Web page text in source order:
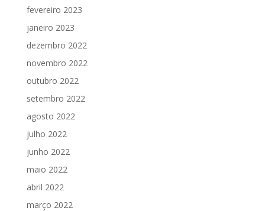
fevereiro 2023
janeiro 2023
dezembro 2022
novembro 2022
outubro 2022
setembro 2022
agosto 2022
julho 2022
junho 2022
maio 2022
abril 2022
março 2022